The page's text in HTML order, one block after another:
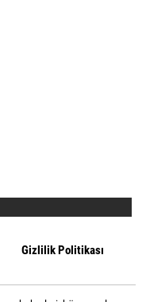
Gizlilik Politikası